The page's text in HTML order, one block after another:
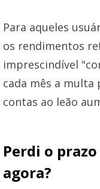
Para aqueles
os rendimentos
imprescindível
cada mês a multa
contas ao leão
Perdi o
agora?